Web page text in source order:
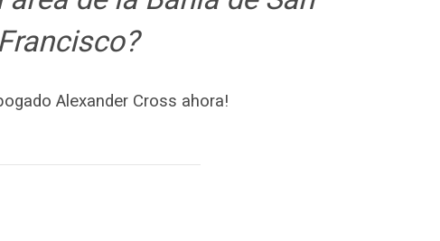
Alexander Cross ahora!